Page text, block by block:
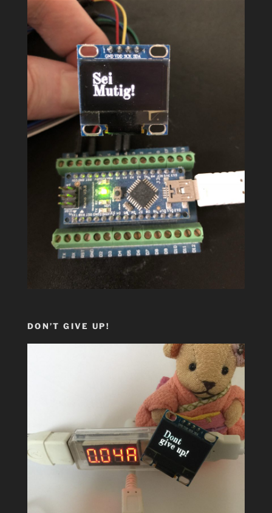
DON’T GIVE UP!